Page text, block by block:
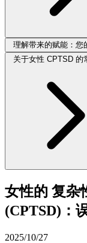
理解带来的赋能：您
关于女性 CPTSD 的
女性的 复杂
(CPTSD)：
2025/10/27